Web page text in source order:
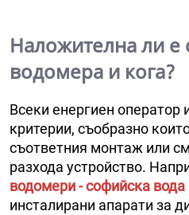
Наложителна ли е
водомера и кога?
Всеки енергиен оператор
критерии, съобразно
съответния монтаж или
разхода устройство.
водомери - софийска вода
инсталирани апарати за